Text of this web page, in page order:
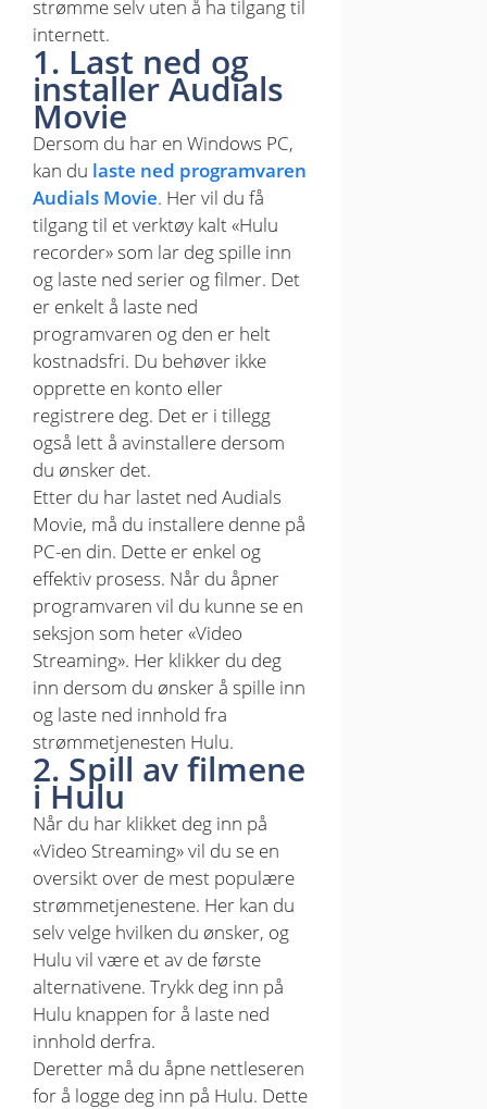
strømme selv uten å ha tilgang til
internett.
1. Last ned og
installer Audials
Movie
Dersom du har en Windows PC,
kan du laste ned programvaren
Audials Movie. Her vil du få
tilgang til et verktøy kalt «Hulu
recorder» som lar deg spille inn
og laste ned serier og filmer. Det
er enkelt å laste ned
programvaren og den er helt
kostnadsfri. Du behøver ikke
opprette en konto eller
registrere deg. Det er i tillegg
også lett å avinstallere dersom
du ønsker det.
Etter du har lastet ned Audials
Movie, må du installere denne på
PC-en din. Dette er enkel og
effektiv prosess. Når du åpner
programvaren vil du kunne se en
seksjon som heter «Video
Streaming». Her klikker du deg
inn dersom du ønsker å spille inn
og laste ned innhold fra
strømmetjenesten Hulu.
2. Spill av filmene
i Hulu
Når du har klikket deg inn på
«Video Streaming» vil du se en
oversikt over de mest populære
strømmetjenestene. Her kan du
selv velge hvilken du ønsker, og
Hulu vil være et av de første
alternativene. Trykk deg inn på
Hulu knappen for å laste ned
innhold derfra.
Deretter må du åpne nettleseren
for å logge deg inn på Hulu. Dette